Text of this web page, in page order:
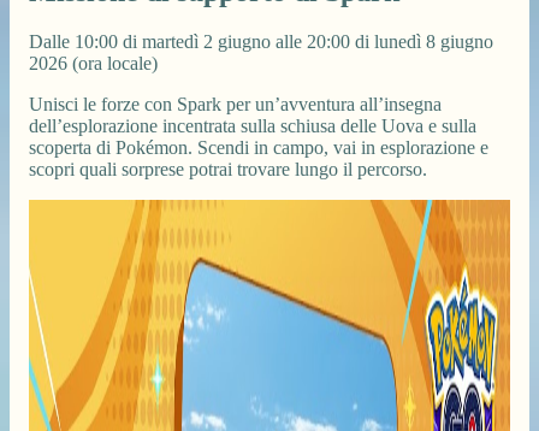
Dalle 10:00 di martedì 2 giugno alle 20:00 di lunedì 8 giugno
2026 (ora locale)
Unisci le forze con Spark per un’avventura all’insegna
dell’esplorazione incentrata sulla schiusa delle Uova e sulla
scoperta di Pokémon. Scendi in campo, vai in esplorazione e
scopri quali sorprese potrai trovare lungo il percorso.